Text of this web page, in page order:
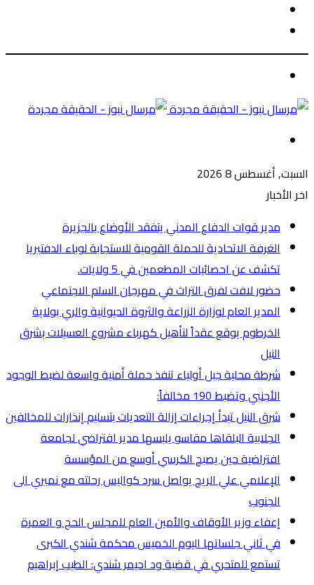
عن
السبت, أغسطس 8 2026
اخر الأخبار
مدير قوات الدفاع المدني يتفقد الأوضاع بالجزيرة
الغرفة الاتحادية للحملة القومية للاستجابة لوباء الدفتيريا
تكشف عن احصائيات المطعمين في 5 ولايات.
حضور لافت لفرق التراث في مهرجان السلم الاجتماعي
المدير العام لوزارة الزراعة والثروة الحيوانية والري بولاية
الخرطوم يوقع عقداً لتأهيل كهرباء مشروع العسيلات بشرق
النيل
شرطة محلية جبل أولياء تنفذ حملة أمنية واسعة لضبط الوجود
الأجنبي وتضبط 190 مخالفاً:
شرق النيل تبدأ إجراءات إزالة التعديات بتسليم إنذارات للمخالفين
الجلابية البلقاها مقاسو يلبسها ​مدير افتراضي لجامعة
افتراضية حين يصبح الكرسي أوسع من المؤسسة
الإعلامي علي الريح يواصل سرد كواليس رحلته مع نميري الى
الجنوب
إعفاء وزير الأوقاف والأمين العام للمجلس الحج و العمرة
في ثاني جلساتها اليوم الخميس محكمة شندي الكبرى
تستمع للمتحري في قضية ود احيمر شندي: الطيب إبراهيم